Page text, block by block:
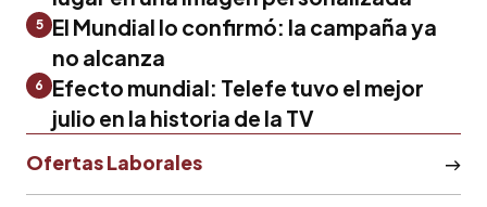
5
El Mundial lo confirmó: la campaña ya
no alcanza
6
Efecto mundial: Telefe tuvo el mejor
julio en la historia de la TV
Ofertas Laborales